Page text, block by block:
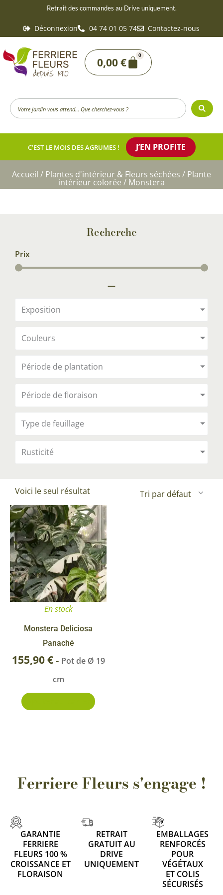
contenu
Retrait des commandes au Drive uniquement.
Déconnexion 04 74 01 05 74 Contactez-nous
0,00€
0
Panier
Search
...
C’EST LE MOIS DES AGRUMES ! J’EN PROFITE
Accueil / Plantes d'intérieur & Fleurs séchées / Plante
intérieur colorée / Monstera
Recherche
Prix
—
Exposition
Couleurs
Période de plantation
Période de floraison
Type de feuillage
Rusticité
Voici le seul résultat
En stock
Monstera Deliciosa
Panaché
155,90€- Pot de Ø 19
cm
Ferriere Fleurs s'engage !
GARANTIE
FERRIERE
FLEURS 100 %
CROISSANCE ET
FLORAISON
RETRAIT
GRATUIT AU
DRIVE
UNIQUEMENT
EMBALLAGES
RENFORCÉS
POUR
VÉGÉTAUX
ET COLIS
SÉCURISÉS